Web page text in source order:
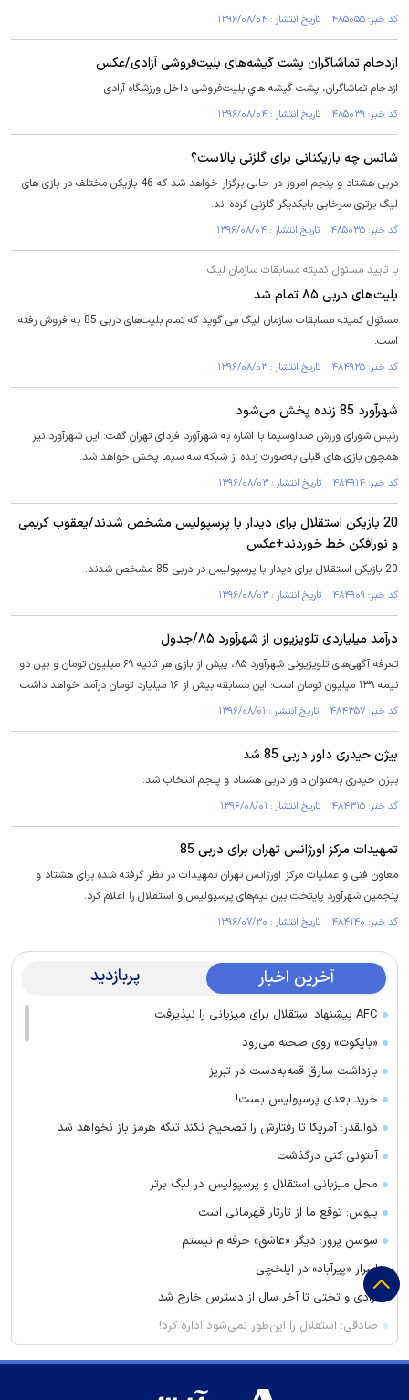
کد خبر: ۴۸۵۰۵۵ تاریخ انتشار : ۱۳۹۶/۰۸/۰۴
ازدحام تماشاگران پشت گيشه‌های بليت‌فروشی آزادی/عکس
ازدحام تماشاگران، پشت گيشه هاي بليت‌فروشی داخل ورزشگاه آزادی
کد خبر: ۴۸۵۰۳۹ تاریخ انتشار : ۱۳۹۶/۰۸/۰۴
شانس چه بازیکنانی برای گلزنی بالاست؟
دربی هشتاد و پنجم امروز در حالی برگزار خواهد شد که 46 بازیکن مختلف در بازی های
لیگ برتری سرخابی بایکدیگر گلزنی کرده اند.
کد خبر: ۴۸۵۰۳۵ تاریخ انتشار : ۱۳۹۶/۰۸/۰۴
با تایید مسئول کمیته مسابقات سازمان لیگ
بلیت‌های دربی ۸۵ تمام شد
مسئول کمیته مسابقات سازمان لیگ می گوید که تمام بلیت‌های دربی 85 به فروش رفته
است.
کد خبر: ۴۸۴۹۲۵ تاریخ انتشار : ۱۳۹۶/۰۸/۰۳
شهرآورد 85 زنده پخش می‌شود
رئیس شورای ورزش صداوسیما با اشاره به شهرآورد فردای تهران گفت: این شهرآورد نیز
همچون بازی های قبلی به‌صورت زنده از شبکه سه سیما پخش خواهد شد.
کد خبر: ۴۸۴۹۱۴ تاریخ انتشار : ۱۳۹۶/۰۸/۰۳
20 بازیکن استقلال برای دیدار با پرسپولیس مشخص شدند/یعقوب کریمی
و نورافکن خط خوردند+عکس
20 بازیکن استقلال برای دیدار با پرسپولیس در دربی 85 مشخص شدند.
کد خبر: ۴۸۴۹۰۹ تاریخ انتشار : ۱۳۹۶/۰۸/۰۳
درآمد میلیاردی تلویزیون از شهرآورد ۸۵/جدول
تعرفه آگهی‌های تلویزیونی شهرآورد ۸۵، پیش از بازی هر ثانیه ۶۹ میلیون تومان و بین دو
نیمه ۱۳۹ میلیون تومان است؛ این مسابقه بیش از ۱۶ میلیارد تومان درآمد خواهد داشت
کد خبر: ۴۸۴۳۵۷ تاریخ انتشار : ۱۳۹۶/۰۸/۰۱
بیژن حیدری داور دربی 85 شد
بیژن حیدری به‌عنوان داور دربی هشتاد و پنجم انتخاب شد.
کد خبر: ۴۸۴۳۱۵ تاریخ انتشار : ۱۳۹۶/۰۸/۰۱
تمهیدات مرکز اورژانس تهران برای دربی 85
معاون فنی و عملیات مرکز اورژانس تهران تمهیدات در نظر گرفته شده برای هشتاد و
پنجمین شهرآورد پایتخت بین تیم‌های پرسپولیس و استقلال را اعلام کرد.
کد خبر: ۴۸۴۱۴۰ تاریخ انتشار : ۱۳۹۶/۰۷/۳۰
آخرین اخبار پربازدید
AFC پیشنهاد استقلال برای میزبانی را نپذیرفت
«بایکوت» روی صحنه می‌رود
بازداشت سارق قمه‌به‌دست در تبریز
خرید بعدی پرسپولیس بست!
ذوالقدر: آمریکا تا رفتارش را تصحیح نکند تنگه هرمز باز نخواهد شد
آنتونی کنی درگذشت
محل میزبانی استقلال و پرسپولیس در لیگ برتر
پیوس: توقع ما از تارتار قهرمانی است
سوسن پرور: دیگر «عاشق» حرفه‌ام نیستم
اسرار «پیرآباد» در ایلخچی
آزادی و تختی تا آخر سال از دسترس خارج شد
صادقی: استقلال را این‌طور نمی‌شود اداره کرد!